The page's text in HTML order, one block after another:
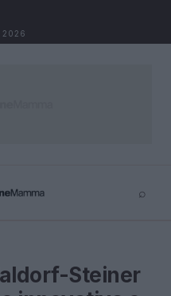
2026
⌕
Steiner